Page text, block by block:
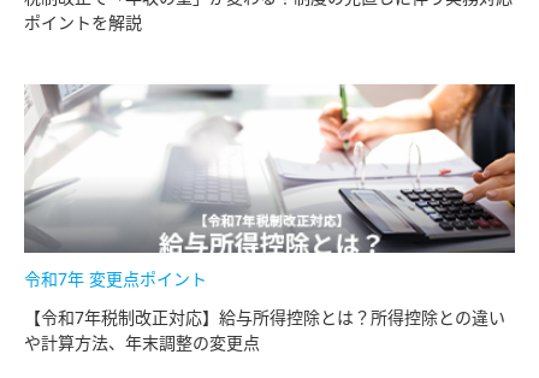
ポイントを解説
令和7年 変更点ポイント
【令和7年税制改正対応】給与所得控除とは？所得控除との違い
や計算方法、年末調整の変更点